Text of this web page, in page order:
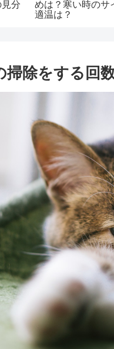
分
めは？寒い時のサ
適温は？
除をする回